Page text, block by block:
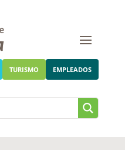
TURISMO EMPLEADOS